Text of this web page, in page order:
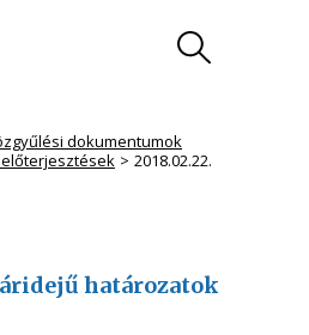
dokumentumok
előterjesztések 2018.02.22.
határozatok